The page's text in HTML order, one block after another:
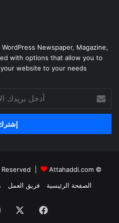
Newspaper, Magazine,
with options that allow you to
website to your needs.
بريدك
الإلكتروني
© Copyright 2026, All Rights Reserved |
Attahaddi.com
الصفحة الرئيسية
فريق العمل
فيسبوك